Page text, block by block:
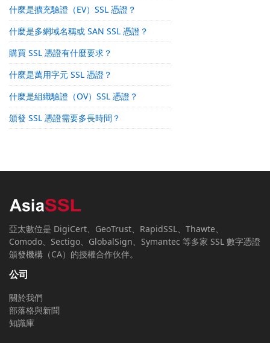
什麼是擴充驗證（EV）SSL 憑證？
什麼是多網域名稱或 SAN SSL 憑證？
購買 SSL 憑證有什麼要求？
什麼是萬用字元 SSL 憑證？
什麼是組織驗證（OV）SSL 憑證？
頒發 SSL 憑證需要多長時間？
亞太數位是 DigiCert、GeoTrust、RapidSSL、Thawte、
Comodo、Sectigo、GlobalSign、Symantec 等多家 SSL 數字憑證
頒發機構（CA）的授權合作伙伴。
公司
關於我們
部落格與新聞
知識庫